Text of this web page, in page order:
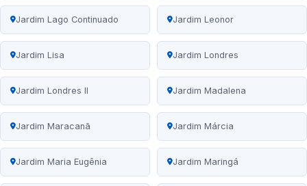
Jardim Lago Continuado Jardim Leonor
Jardim Lisa Jardim Londres
Jardim Londres II Jardim Madalena
Jardim Maracanã Jardim Márcia
Jardim Maria Eugênia Jardim Maringá